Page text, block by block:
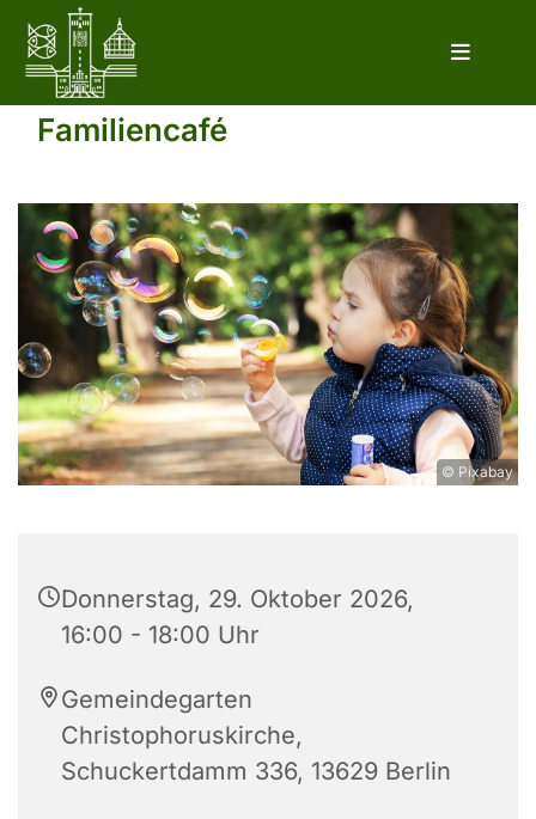
Familiencafé
© Pixabay
Donnerstag, 29. Oktober 2026,
16:00 - 18:00 Uhr
Gemeindegarten
Christophoruskirche,
Schuckertdamm 336, 13629 Berlin